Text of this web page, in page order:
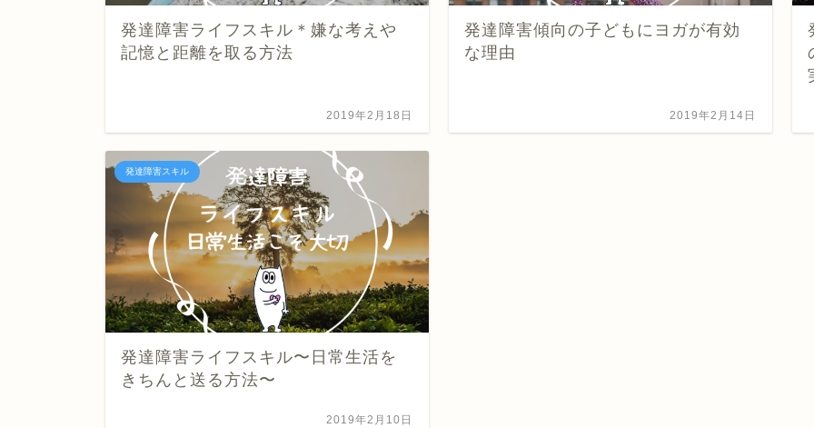
発達障害ライフスキル＊嫌な考えや
記憶と距離を取る方法
2019年2月18日
発達障害傾向の子どもにヨガが有効
な理由
2019年2月14日
発達障害スキル
発達障害ライフスキル〜日常生活を
きちんと送る方法〜
2019年2月10日